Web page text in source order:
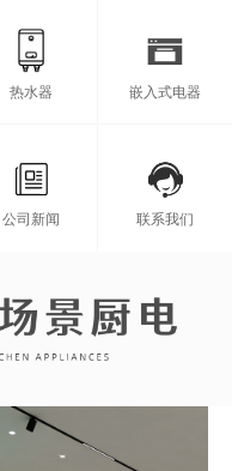
热水器 嵌入式电器
公司新闻 联系我们